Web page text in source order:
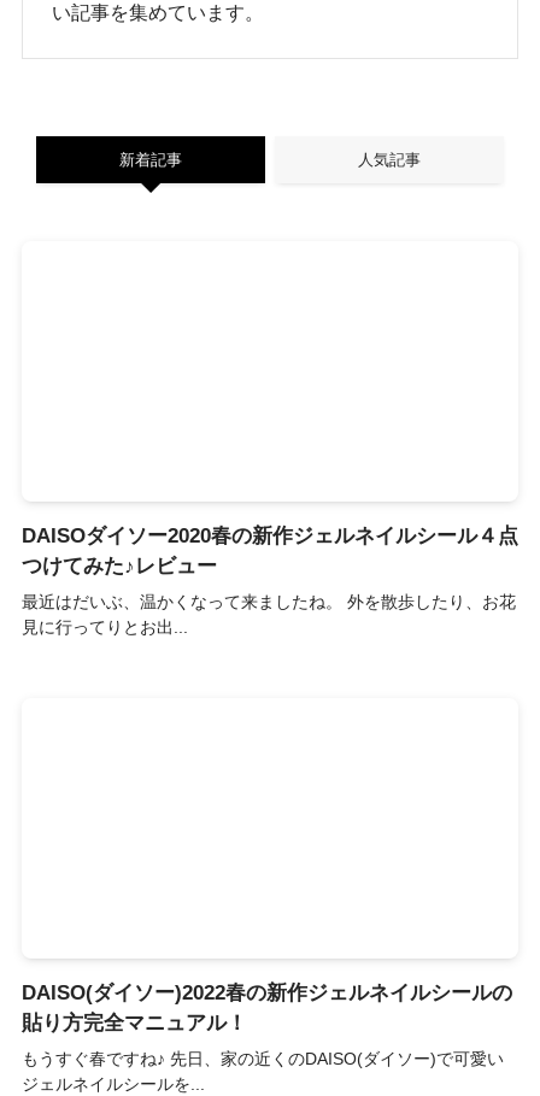
い記事を集めています。
新着記事 人気記事
DAISOダイソー2020春の新作ジェルネイルシール４点
つけてみた♪レビュー
最近はだいぶ、温かくなって来ましたね。 外を散歩したり、お花
見に行ってりとお出...
DAISO(ダイソー)2022春の新作ジェルネイルシールの
貼り方完全マニュアル！
もうすぐ春ですね♪ 先日、家の近くのDAISO(ダイソー)で可愛い
ジェルネイルシールを...